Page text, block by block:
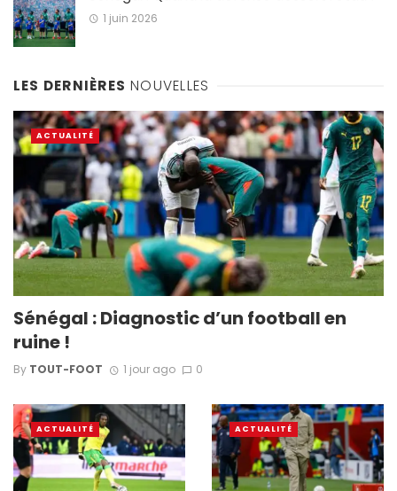
1 juin 2026
LES DERNIÈRES NOUVELLES
Sénégal : Diagnostic d’un football en
ruine !
By TOUT-FOOT 1 jour ago 0
ACTUALITÉ
ACTUALITÉ ACTUALITÉ